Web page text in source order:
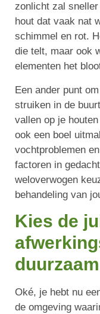
zonlicht zal
hout dat vaak nat
schimmel en rot.
die telt, maar ook
elementen het
Een ander punt
struiken in de
vallen op je
ook een boel
vochtproblemen
factoren in
weloverwogen
behandeling van
Kies de
Oké, je hebt nu
de omgeving